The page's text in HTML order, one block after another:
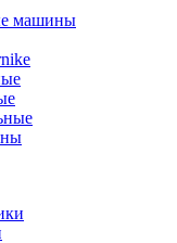
машины